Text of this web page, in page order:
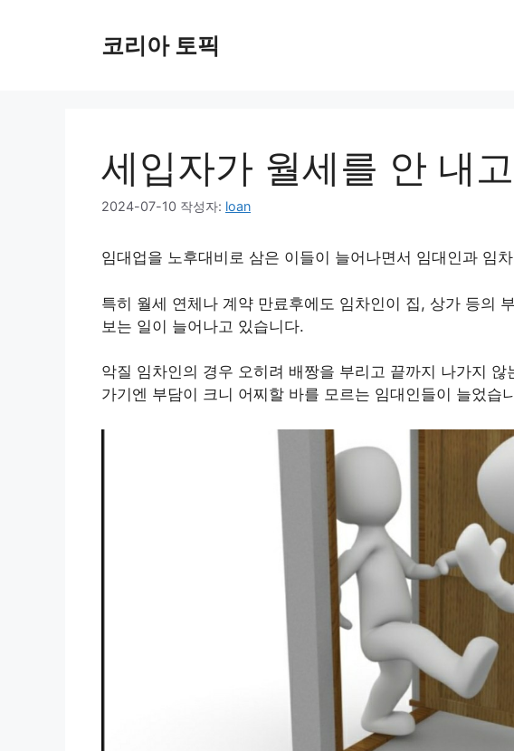
코리아 토픽
세입자가 월세를 안 내
2024-07-10 작성자: loan
임대업을 노후대비로 삼은 이들이 늘어나면서 임대인과 임
특히 월세 연체나 계약 만료후에도 임차인이 집, 상가 등의
보는 일이 늘어나고 있습니다.
악질 임차인의 경우 오히려 배짱을 부리고 끝까지 나가지
가기엔 부담이 크니 어찌할 바를 모르는 임대인들이 늘었습